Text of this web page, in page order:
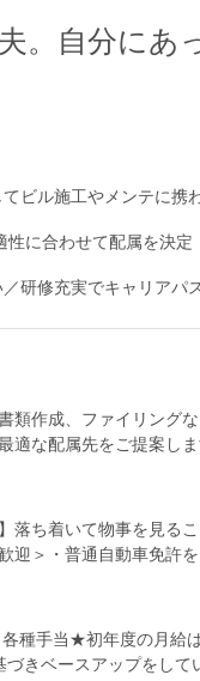
。自分にあ
ビル施工やメンテに携
性に合わせて配属を決定
研修充実でキャリアパ
作成、ファイリングな
な配属先をご提案しま
クする検査役のふたつが
間のプラント施設で機器
成などを通じて、機械・
ければ見守ることも多い
い方や電気の知識がな
機械の非破壊検査や修理
けたりすることなく、
すので、未経験の方で
落ち着いて物事を見る
＞・普通自動車免許を
ホールスタッフ・清掃
て、どこに行っても必要
め細かなサポートで、あ
種手当★初年度の月給
きベースアップをして